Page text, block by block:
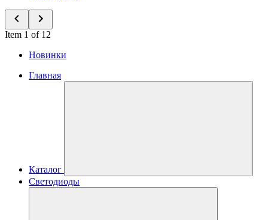
Item 1 of 12
Новинки
Главная
Каталог
Светодиоды